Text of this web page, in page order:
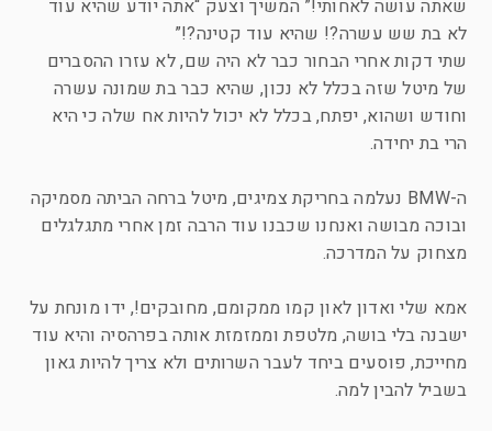
שאתה עושה לאחותי!” המשיך וצעק “אתה יודע שהיא עוד
לא בת שש עשרה?! שהיא עוד קטינה?!”
שתי דקות אחרי הבחור כבר לא היה שם, לא עזרו ההסברים
של מיטל שזה בכלל לא נכון, שהיא כבר בת שמונה עשרה
וחודש ושהוא, יפתח, בכלל לא יכול להיות אח שלה כי היא
הרי בת יחידה.
ה-BMW נעלמה בחריקת צמיגים, מיטל ברחה הביתה מסמיקה
ובוכה מבושה ואנחנו שכבנו עוד הרבה זמן אחרי מתגלגלים
מצחוק על המדרכה.
אמא שלי ואדון לאון קמו ממקומם, מחובקים!, ידו מונחת על
ישבנה בלי בושה, מלטפת וממזמזת אותה בפרהסיה והיא עוד
מחייכת, פוסעים ביחד לעבר השרותים ולא צריך להיות גאון
בשביל להבין למה.